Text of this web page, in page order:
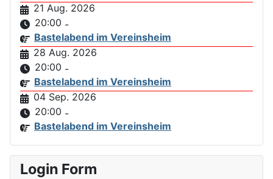
21 Aug. 2026
20:00 -
Bastelabend im Vereinsheim
28 Aug. 2026
20:00 -
Bastelabend im Vereinsheim
04 Sep. 2026
20:00 -
Bastelabend im Vereinsheim
Login Form